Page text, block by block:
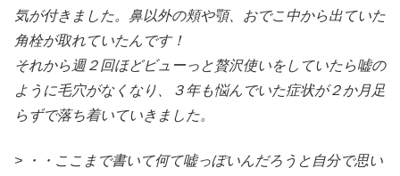
気が付きました。鼻以外の頬や顎、おでこ中から出ていた
角栓が取れていたんです！
それから週２回ほどビューっと贅沢使いをしていたら嘘の
ように毛穴がなくなり、３年も悩んでいた症状が２か月足
らずで落ち着いていきました。
> ・・ここまで書いて何て嘘っぽいんだろうと自分で思い